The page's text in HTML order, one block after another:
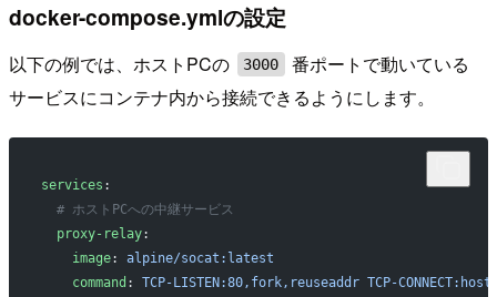
docker-compose.ymlの設定
以下の例では、ホストPCの 3000
番ポートで動いている
サービスにコンテナ内から接続できるようにします。
services :
  # ホストPCへの中継サービス
  proxy-relay
:
    image
: alpine/socat:latest
    command
: TCP-LISTEN:80,fork,reuseaddr TCP-